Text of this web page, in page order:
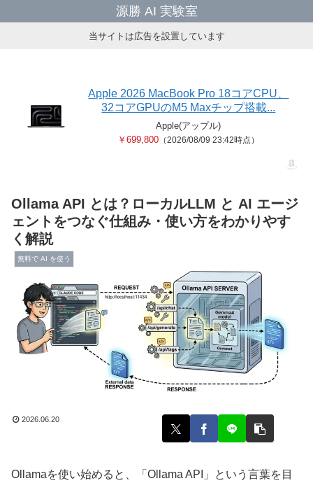
源勝 AI 実験室
当サイトは広告を設置しています
Apple 2026 MacBook Pro 18コアCPU、
32コアGPUのM5 Maxチップ搭載...
Apple(アップル)
￥699,800 （2026/08/09 23:42時点）
Ollama API とは？ローカルLLM と AI エージ
ェントをつなぐ仕組み・使い方をわかりやす
く解説
無料で AI を使う
2026.06.20
Ollamaを使い始めると、「Ollama API」という言葉を目